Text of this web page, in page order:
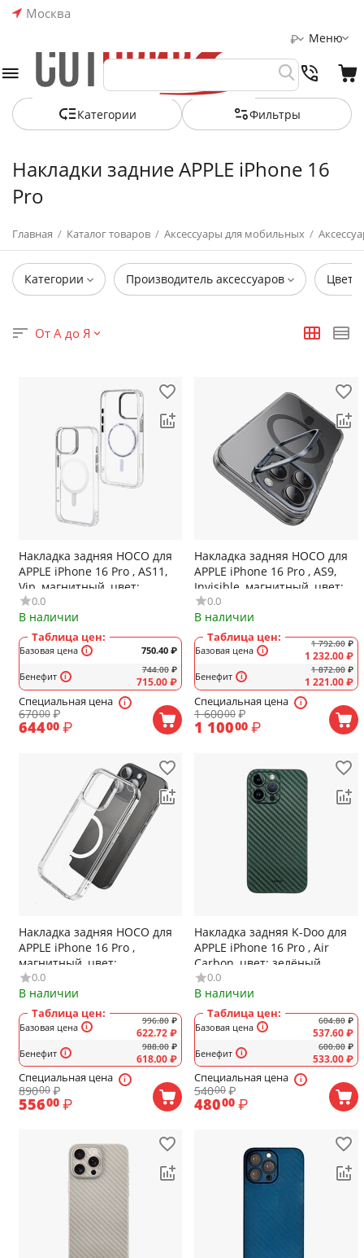
Москва
Меню
₽
Категории Фильтры
Накладки задние APPLE iPhone 16
Pro
Главная / Каталог товаров / Аксессуары для мобильных /
Категории Производитель аксессуаров Цвет
От А до Я
Накладка задняя HOCO для
APPLE iPhone 16 Pro , AS11,
Vip, магнитный, цвет:
прозрачный
0.0
В наличии
Таблица цен:
Базовая цена
Бенефит
750.40 ₽
744.00 ₽
715.00₽
Специальная цена
67000 ₽
64400 ₽
Накладка задняя HOCO для
APPLE iPhone 16 Pro , AS9,
Invisible, магнитный, цвет:
чёрный, прозрачный
0.0
В наличии
Таблица цен:
Базовая цена
Бенефит
1 792.00 ₽
1 232.00₽
1 872.00 ₽
1 221.00₽
Специальная цена
1 60000₽
1 10000 ₽
Накладка задняя HOCO для
APPLE iPhone 16 Pro ,
магнитный, цвет:
прозрачный
0.0
В наличии
Таблица цен:
Базовая цена
Бенефит
996.80 ₽
622.72₽
988.00 ₽
618.00₽
Специальная цена
89000 ₽
55600 ₽
Накладка задняя K-Doo для
APPLE iPhone 16 Pro , Air
Carbon, цвет: зелёный
0.0
В наличии
Таблица цен:
Базовая цена
Бенефит
604.80 ₽
537.60₽
600.00 ₽
533.00₽
Специальная цена
54000₽
48000 ₽